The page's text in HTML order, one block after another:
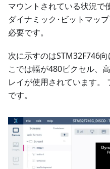
マウントされている状況で
ダイナミック･ビットマッ
必要です。
次に示すのはSTM32F746
こでは幅が480ピクセル、
レイが使用されています。
です。